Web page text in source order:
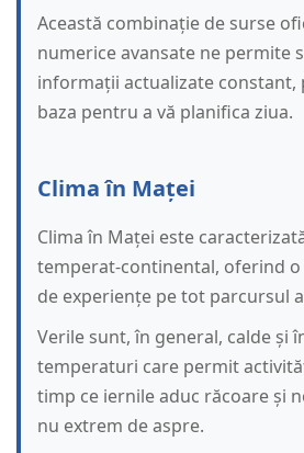
Această combinație de surse
numerice avansate ne permite
informații actualizate constant,
baza pentru a vă planifica ziua.
Clima în Maței
Clima în Maței este
temperat-continental, oferind
de experiențe pe tot parcursul
Verile sunt, în general, calde și
temperaturi care permit
timp ce iernile aduc răcoare și
nu extrem de aspre.